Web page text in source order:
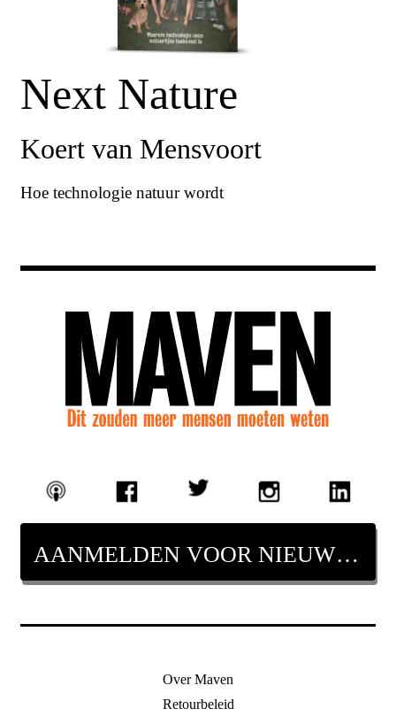
Next Nature
Koert van Mensvoort
Hoe technologie natuur wordt
AANMELDEN VOOR NIEUWSBRIEF
Over Maven
Retourbeleid